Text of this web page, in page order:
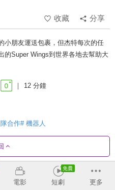
收藏
分享
小朋友運送包裹，但杰特每次的任
的Super Wings到世界各地去幫助大
12 分鐘
合作# 機器人
收合
電影 短劇 更多